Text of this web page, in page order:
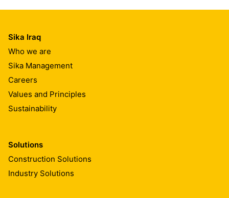
Sika Iraq
Who we are
Sika Management
Careers
Values and Principles
Sustainability
Solutions
Construction Solutions
Industry Solutions